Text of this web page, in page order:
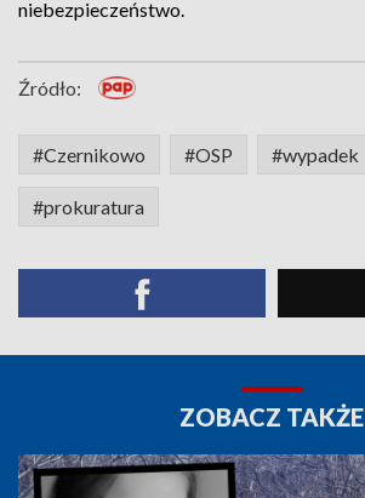
niebezpieczeństwo.
Źródło:
#Czernikowo #OSP #wypadek
#prokuratura
ZOBACZ TAKŻE